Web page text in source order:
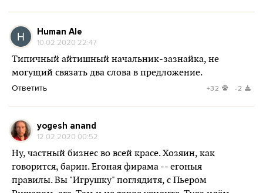
Human Ale
10.02.2020 22:47
Типичный айтишный начальник-зазнайка, не
могущий связать два слова в предложение.
Ответить +32 -2
yogesh anand
12.02.2020 00:52
Ну, частный бизнес во всей красе. Хозяин, как
говорится, барин. Егоная фирама -- егоныя
правилы. Вы "Игрушку" поглядитя, с Пьером